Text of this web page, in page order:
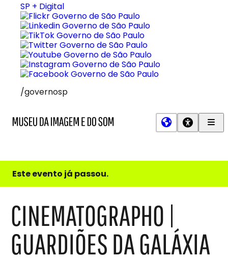
SP + Digital
/governosp
e
do
Este evento já passou.
CINEMATOGRAPHO |
GUARDIÕES DA GALÁXIA